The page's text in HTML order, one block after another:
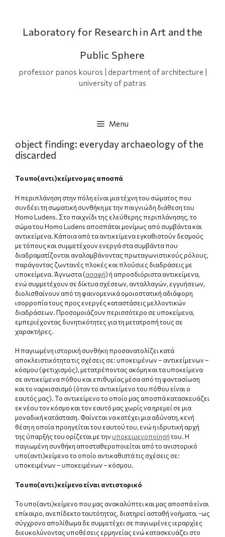
Laboratory for Research in Art and the
Public Sphere
professor panos kouros | department of architecture |
university of patras
Menu
object finding: everyday archaeology of the
discarded
Το υπο(αντι)κείμενο μας αποσπά
Η περιπλάνηση στην πόλη είναι μια τέχνη του σώματος που
συνδέει τη σωματική συνθήκη με την παιγνιώδη διάθεση του
Homo Ludens. Στο παιχνίδι της ελεύθερης περιπλάνησης, το
σώμα του Homo Ludens αποσπάται μονίμως από συμβάντα και
αντικείμενα. Κάποια από τα αντικείμενα εγκαθιστούν δεσμούς
με τόπους και συμμετέχουν ενεργά στα συμβάντα που
διαδραματίζονται αναλαμβάνοντας πρωταγωνιστικούς ρόλους,
παράγοντας ζωντανές πλοκές και πλούσιες διαδράσεις με
υποκείμενα. Άγνωστα (ασαφή) ή απροσδιόριστα αντικείμενα,
ενώ συμμετέχουν σε δίκτυα σχέσεων, ανταλλαγών, εγγυήσεων,
διολισθαίνουν από τη φαινομενικά ομοιοστατική αδιάφορη
ισορροπία τους προς ενεργές καταστάσεις μελλοντικών
διαδράσεων. Προσομοιάζουν περισσότερο σε υποκείμενα,
εμπεριέχοντας δυνητικότητες για τη μετατροπή τους σε
χαρακτήρες.
Η παγιωμένη ιστορική συνθήκη προσανατολίζει κατά
αποκλειστικότητα τις σχέσεις σε: υποκειμένων – αντικείμενων –
κόσμου (φετιχισμός), μετατρέποντας ακόμη και τα υποκείμενα
σε αντικείμενα πόθου και επιθυμίας μέσα από τη φαντασίωση
και το ναρκισσισμό (όταν το αντικείμενο του πόθου είναι ο
εαυτός μας). Το αντικείμενο το οποίο μας αποσπά κατασκευάζει
εκ νέου τον κόσμο και τον εαυτό μας χωρίς να ηρεμεί σε μια
μοναδική κατάσταση. Φαίνεται να κατέχει μια αδύνατη, κενή
θέση η οποία προηγείται του εαυτού του, ενώ η ιδρυτική αρχή
της ύπαρξής του ορίζεται με τηνυποκειμενοποίησήτου. Η
παγιωμένη συνθήκη αποσταθεροποιείται από το ανιστορικό
υπο(αντι)κείμενο το οποίο αντικαθιστά τις σχέσεις σε:
υποκειμένων – υποκειμένων – κόσμου.
Το υπο(αντι)κείμενο είναι αντιστορικό
Το υπο(αντι)κείμενο που μας ανακαλύπτει και μας αποσπά είναι
επίκαιρο, ανεπίδεκτο ταυτότητας, διατηρεί ασταθή νοήματα, -ως
σύγχρονο απολίθωμα δε συμμετέχει σε παγιωμένες ιεραρχίες
διευκολύνοντας υποθέσεις ερμηνείας ενώ κατασκευάζει στο